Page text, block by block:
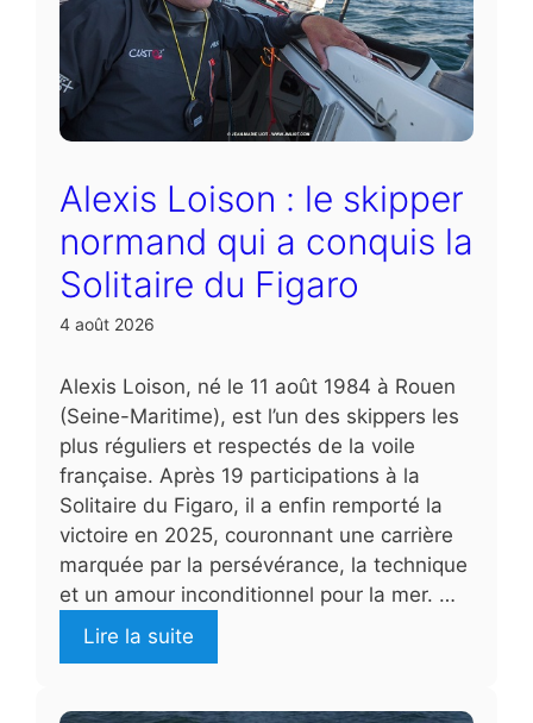
Alexis Loison : le skipper
normand qui a conquis la
Solitaire du Figaro
4 août 2026
Alexis Loison, né le 11 août 1984 à Rouen
(Seine-Maritime), est l’un des skippers les
plus réguliers et respectés de la voile
française. Après 19 participations à la
Solitaire du Figaro, il a enfin remporté la
victoire en 2025, couronnant une carrière
marquée par la persévérance, la technique
et un amour inconditionnel pour la mer. …
Lire la suite